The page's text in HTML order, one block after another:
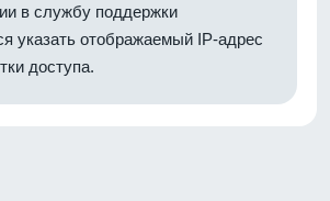
в службу поддержки
указать отображаемый IP-адрес
доступа.